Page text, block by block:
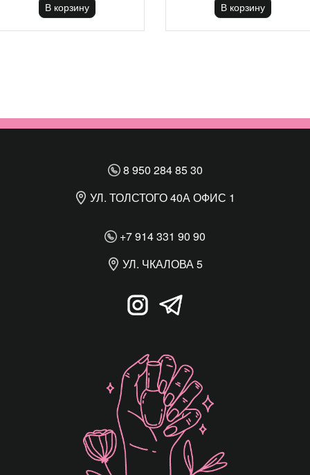
В корзину В корзину
8 950 284 85 30
УЛ. ТОЛСТОГО 40А ОФИС 1
+7 914 331 90 90
УЛ. ЧКАЛОВА 5